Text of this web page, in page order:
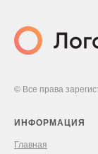
© Все права
ИНФОРМАЦИЯ
Главная